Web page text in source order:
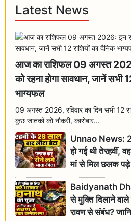
Latest News
आज का राशिफल 09 अगस्त
को रहना होगा सावधान, जानें सभी
भाग्यफल
09 अगस्त 2026, रविवार का दिन सभी 12
कुछ जातकों को नौकरी, कारोबार...
Unnao News:
हो गई थी तेरहवीं,
मां से मिल छलक
Baidyanath
से मुक्ति दिलाने वाले
रावण से संबंध?